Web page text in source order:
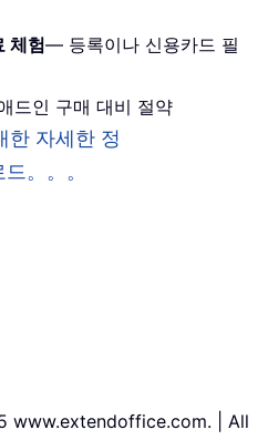
체험— 등록이나 신용카드 필
드인 구매 대비 절약
한 자세한 정
。。。
| All